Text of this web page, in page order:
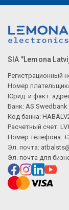
SIA "Lemona
Регистрационный
Номер
Юрид. и факт.
Банк: AS Swedbank
Код банка:
Расчетный счет:
Номер телефона:
Эл. почта:
Эл. почта для